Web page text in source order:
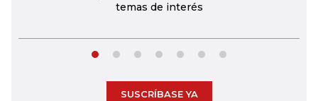
temas de interés
SUSCRÍBASE YA